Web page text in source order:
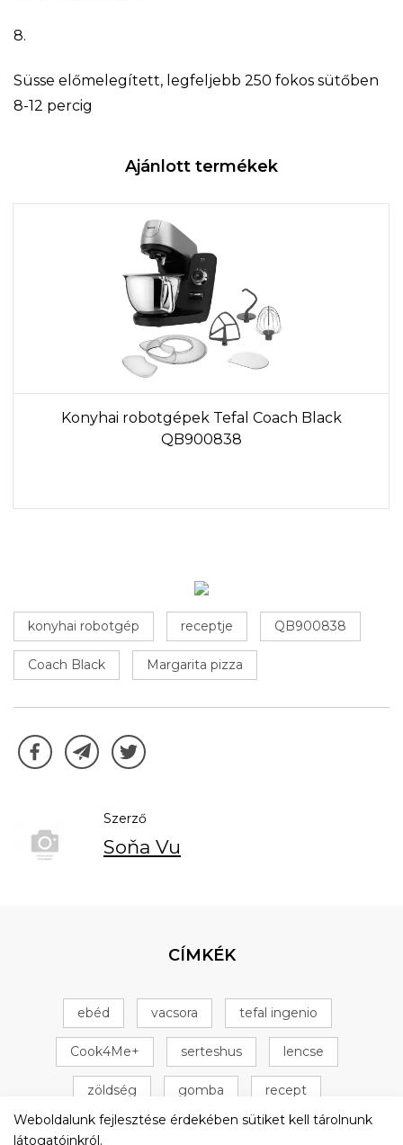
8.
Süsse előmelegített, legfeljebb 250 fokos sütőben
8-12 percig
Ajánlott termékek
Konyhai robotgépek Tefal Coach Black
QB900838
konyhai robotgép receptje QB900838
Coach Black Margarita pizza
Szerző
Soňa Vu
CÍMKÉK
ebéd vacsora tefal ingenio
Cook4Me+ serteshus lencse
zöldség gomba recept
Tefal Cook4Me+ csirke + 16 következő
Weboldalunk fejlesztése érdekében sütiket kell tárolnunk
látogatóinkról.